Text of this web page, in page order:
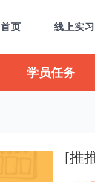
首页 线上实习
学员任务
[推